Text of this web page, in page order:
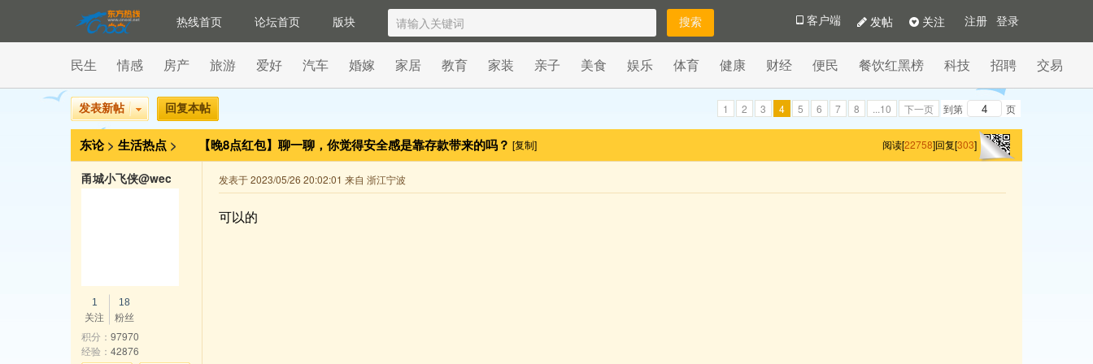
热线首页 论坛首页 版块 注册 登录
关注
发帖
客户端
民生 情感 房产 旅游 爱好 汽车 婚嫁 家居 教育 家装 亲子 美食 娱乐 体育 健康 财经 便民 餐饮红黑榜 科技 招聘 交易
发表新帖 回复本帖 1 2 3 4 5 6 7 8 ...10 下一页 到第 页
东论 > 生活热点 > 【晚8点红包】​聊一聊，你觉得安全感是靠存款带来的吗？[复制] 阅读[22758]回复[303]
发表于 2023/05/26 20:02:01 来自 浙江宁波
可以的
甬城小飞侠@wechat
1
关注
18
粉丝
积分： 97970
经验： 42876